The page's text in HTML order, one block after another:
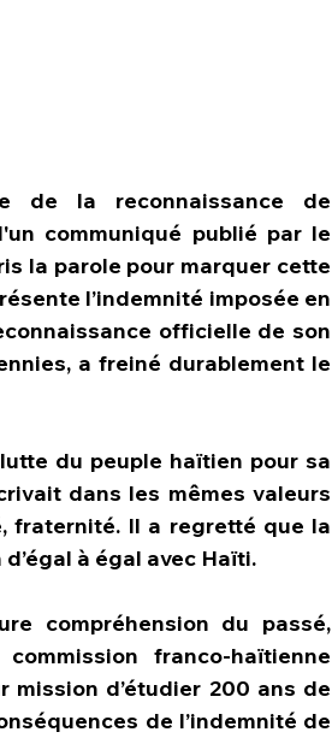
de la reconnaissance de
communiqué publié par le
la parole pour marquer cette
l’indemnité imposée en
officielle de son
a freiné durablement le
du peuple haïtien pour sa
dans les mêmes valeurs
fraternité. Il a regretté que la
à égal avec Haïti.
compréhension du passé,
franco-haïtienne
mission d’étudier 200 ans de
de l’indemnité de